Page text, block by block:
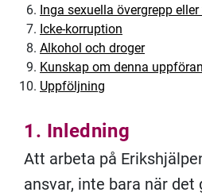
Inga sexuella övergrepp
Icke-korruption
Alkohol och droger
Kunskap om denna
Uppföljning
1. Inledning
Att arbeta på
ansvar, inte bara när det